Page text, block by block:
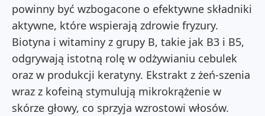
powinny być wzbogacone o efektywne składniki
aktywne, które wspierają zdrowie fryzury.
Biotyna i witaminy z grupy B, takie jak B3 i B5,
odgrywają istotną rolę w odżywianiu cebulek
oraz w produkcji keratyny. Ekstrakt z żeń-szenia
wraz z kofeiną stymulują mikrokrążenie w
skórze głowy, co sprzyja wzrostowi włosów.